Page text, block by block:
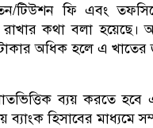
টিউশন ফি এবং
রাখার কথা বলা
অধিক হলে এ খাতের
ব্যয় করতে
হিসাবের মাধ্যমে